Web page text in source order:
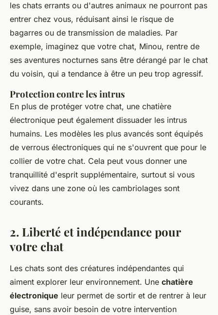
les chats errants ou d'autres animaux ne pourront pas
entrer chez vous, réduisant ainsi le risque de
bagarres ou de transmission de maladies. Par
exemple, imaginez que votre chat, Minou, rentre de
ses aventures nocturnes sans être dérangé par le chat
du voisin, qui a tendance à être un peu trop agressif.
Protection contre les intrus
En plus de protéger votre chat, une chatière
électronique peut également dissuader les intrus
humains. Les modèles les plus avancés sont équipés
de verrous électroniques qui ne s'ouvrent que pour le
collier de votre chat. Cela peut vous donner une
tranquillité d'esprit supplémentaire, surtout si vous
vivez dans une zone où les cambriolages sont
courants.
2. Liberté et indépendance pour
votre chat
Les chats sont des créatures indépendantes qui
aiment explorer leur environnement. Une chatière
électronique leur permet de sortir et de rentrer à leur
guise, sans avoir besoin de votre intervention